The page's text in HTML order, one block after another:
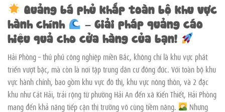
Quảng bá phủ khắp toàn bộ khu vực
hành chính
– Giải pháp quảng cáo
hiệu quả cho cửa hàng của bạn!
Hải Phòng – thủ phủ công nghiệp miền Bắc, không chỉ là khu vực phát
triển vượt bậc, mà còn là nơi tập trung dân cư đông đúc. Với toàn bộ khu
vực hành chính, bao gồm khu vực đô thị, khu vực nông thôn, và 2 đặc
khu như Cát Hải, trải rộng từ phường Hải An đến xã Kiến Thiết, Hải Phòng
mang đến khả năng tiếp cận thị trường vô cùng tiềm năng.
Nhưng